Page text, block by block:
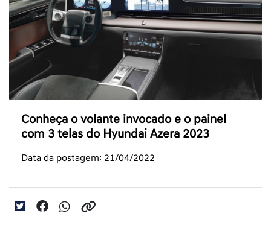
Conheça o volante invocado e o painel
com 3 telas do Hyundai Azera 2023
Data da postagem: 21/04/2022